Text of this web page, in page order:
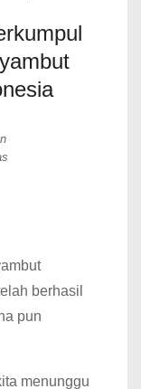
berhasil
pun
menunggu